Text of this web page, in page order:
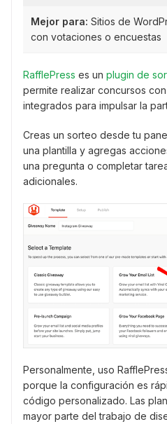
Mejor para: Sitios de
con votaciones o encuestas
RafflePress es un plugin de
permite realizar concursos
integrados para impulsar la
Creas un sorteo desde tu
una plantilla y agregas
una pregunta o completar
adicionales.
Personalmente, uso
porque la configuración es
código personalizado. Las
mayor parte del trabajo de